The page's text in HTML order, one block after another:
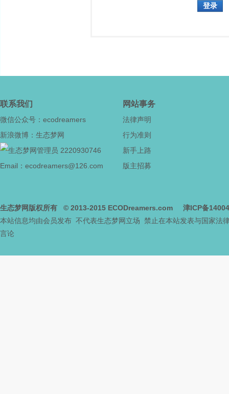
登录
联系我们
微信公众号：ecodreamers
新浪微博：生态梦网
2220930746
Email：ecodreamers@126.com
网站事务
法律声明
行为准则
新手上路
版主招募
生态梦网版权所有 © 2013-2015 ECODreamers.com
津ICP备
本站信息均由会员发布 不代表生态梦网立场 禁止在本站发表与国家法
言论